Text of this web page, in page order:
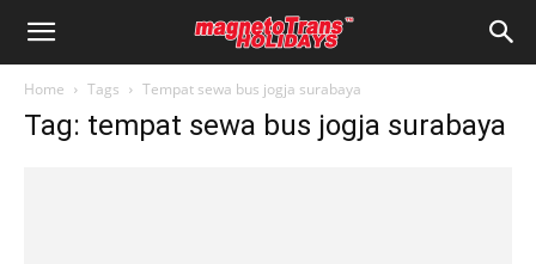
Home Tags Tempat sewa bus jogja surabaya
Tag: tempat sewa bus jogja surabaya